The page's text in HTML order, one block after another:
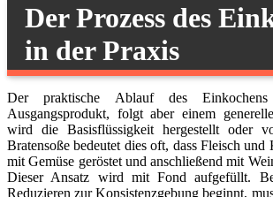
Der Prozess des
in der Praxis
Der praktische Ablauf des
Ausgangsprodukt, folgt aber einem
wird die Basisflüssigkeit hergestellt oder
Bratensoße bedeutet dies oft, dass Fleisch und
mit Gemüse geröstet und anschließend mit
Dieser Ansatz wird mit Fond aufgefüllt.
Reduzieren zur Konsistenzgebung beginnt,